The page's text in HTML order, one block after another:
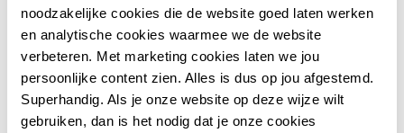
noodzakelijke cookies die de website goed laten werken
en analytische cookies waarmee we de website
verbeteren. Met marketing cookies laten we jou
persoonlijke content zien. Alles is dus op jou afgestemd.
Superhandig. Als je onze website op deze wijze wilt
gebruiken, dan is het nodig dat je onze cookies